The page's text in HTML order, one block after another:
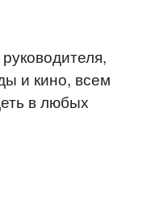
и кино, всем
в любых